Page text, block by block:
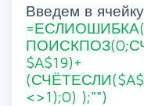
Введем в ячейку
$A$19)+
<>1);0) );"")